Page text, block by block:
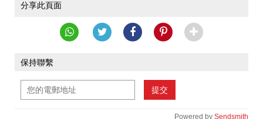
分享此頁面
保持聯繫
提交
Powered by Sendsmith